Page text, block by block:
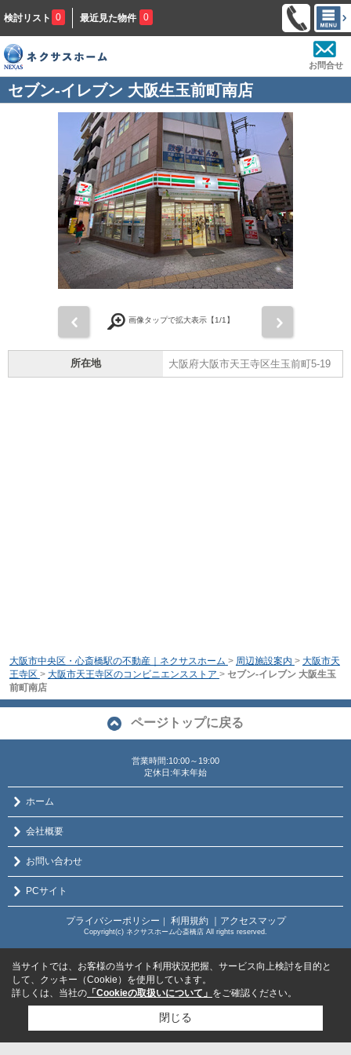
検討リスト 0 最近見た物件 0
お問合せ
セブン-イレブン 大阪生玉前町南店
画像タップで拡大表示【1/1】
所在地 大阪府大阪市天王寺区生玉前町5-19
大阪市中央区・心斎橋駅の不動産｜ネクサスホーム > 周辺施設案内 > 大阪市天
王寺区 > 大阪市天王寺区のコンビニエンスストア > セブン-イレブン 大阪生玉
前町南店
ページトップに戻る
営業時間:10:00～19:00
定休日:年末年始
ホーム
会社概要
お問い合わせ
PCサイト
プライバシーポリシー ｜ 利用規約 ｜アクセスマップ
Copyright(c) ネクサスホーム心斎橋店 All rights reserved.
当サイトでは、お客様の当サイト利用状況把握、サービス向上検討を目的と
して、クッキー（Cookie）を使用しています。
詳しくは、当社の 「Cookieの取扱いについて」 をご確認ください。
閉じる